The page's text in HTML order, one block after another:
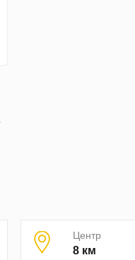
Центр
8 км